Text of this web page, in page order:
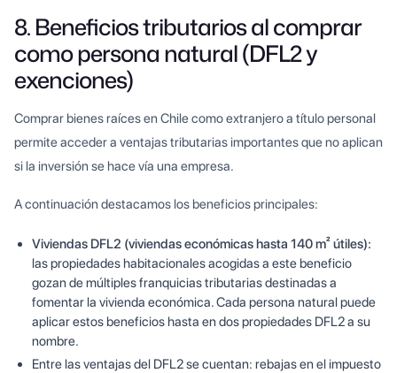
8. Beneficios tributarios al comprar
como persona natural (DFL2 y
exenciones)
Comprar bienes raíces en Chile como extranjero a título personal
permite acceder a ventajas tributarias importantes que no aplican
si la inversión se hace vía una empresa.
A continuación destacamos los beneficios principales:
Viviendas DFL2 (viviendas económicas hasta 140 m² útiles):
las propiedades habitacionales acogidas a este beneficio
gozan de múltiples franquicias tributarias destinadas a
fomentar la vivienda económica. Cada persona natural puede
aplicar estos beneficios hasta en dos propiedades DFL2 a su
nombre.
Entre las ventajas del DFL2 se cuentan: rebajas en el impuesto